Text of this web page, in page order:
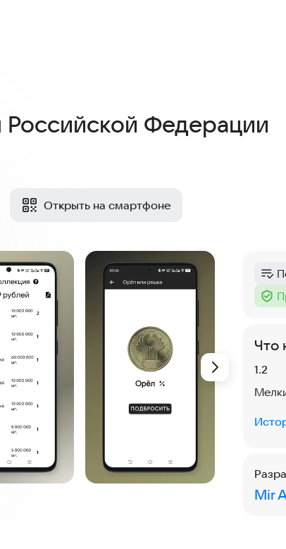
Федерации
Открыть на смартфоне
Тег :
Что
1.2
Mir